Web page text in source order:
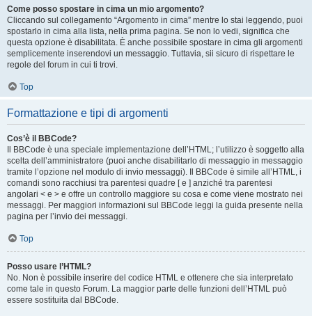
Come posso spostare in cima un mio argomento?
Cliccando sul collegamento “Argomento in cima” mentre lo stai leggendo, puoi
spostarlo in cima alla lista, nella prima pagina. Se non lo vedi, significa che
questa opzione è disabilitata. È anche possibile spostare in cima gli argomenti
semplicemente inserendovi un messaggio. Tuttavia, sii sicuro di rispettare le
regole del forum in cui ti trovi.
Top
Formattazione e tipi di argomenti
Cos’è il BBCode?
Il BBCode è una speciale implementazione dell’HTML; l’utilizzo è soggetto alla
scelta dell’amministratore (puoi anche disabilitarlo di messaggio in messaggio
tramite l’opzione nel modulo di invio messaggi). Il BBCode è simile all’HTML, i
comandi sono racchiusi tra parentesi quadre [ e ] anziché tra parentesi
angolari < e > e offre un controllo maggiore su cosa e come viene mostrato nei
messaggi. Per maggiori informazioni sul BBCode leggi la guida presente nella
pagina per l’invio dei messaggi.
Top
Posso usare l’HTML?
No. Non è possibile inserire del codice HTML e ottenere che sia interpretato
come tale in questo Forum. La maggior parte delle funzioni dell’HTML può
essere sostituita dal BBCode.